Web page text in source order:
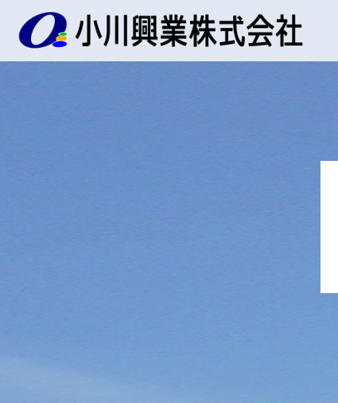
キ